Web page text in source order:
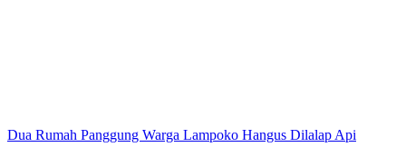
Dua Rumah Panggung Warga Lampoko Hangus Dilalap Api